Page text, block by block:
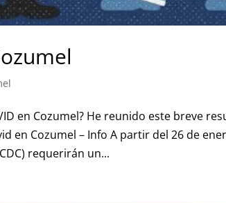
en Cozumel? He reunido este breve
en Cozumel – Info A partir del 26 de
requerirán un...